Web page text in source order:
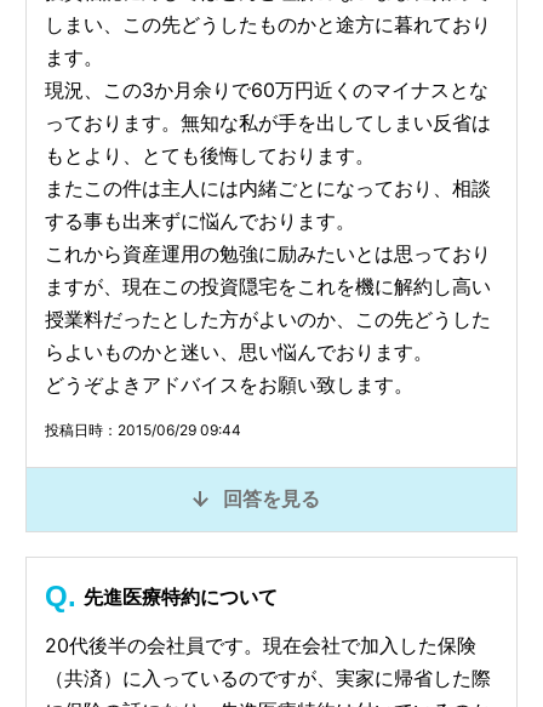
しまい、この先どうしたものかと途方に暮れており
ます。
現況、この3か月余りで60万円近くのマイナスとな
っております。無知な私が手を出してしまい反省は
もとより、とても後悔しております。
またこの件は主人には内緒ごとになっており、相談
する事も出来ずに悩んでおります。
これから資産運用の勉強に励みたいとは思っており
ますが、現在この投資隠宅をこれを機に解約し高い
授業料だったとした方がよいのか、この先どうした
らよいものかと迷い、思い悩んでおります。
どうぞよきアドバイスをお願い致します。
投稿日時：2015/06/29 09:44
回答を見る
先進医療特約について
20代後半の会社員です。現在会社で加入した保険
（共済）に入っているのですが、実家に帰省した際